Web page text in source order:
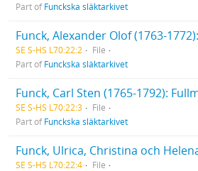
Part ofFunckska släktarkivet
Funck, Alexander Olof (1763-
SE S-HS L70:22:2
File
Part ofFunckska släktarkivet
SE S-HS L70:22:3
File
Part ofFunckska släktarkivet
SE S-HS L70:22:4
File